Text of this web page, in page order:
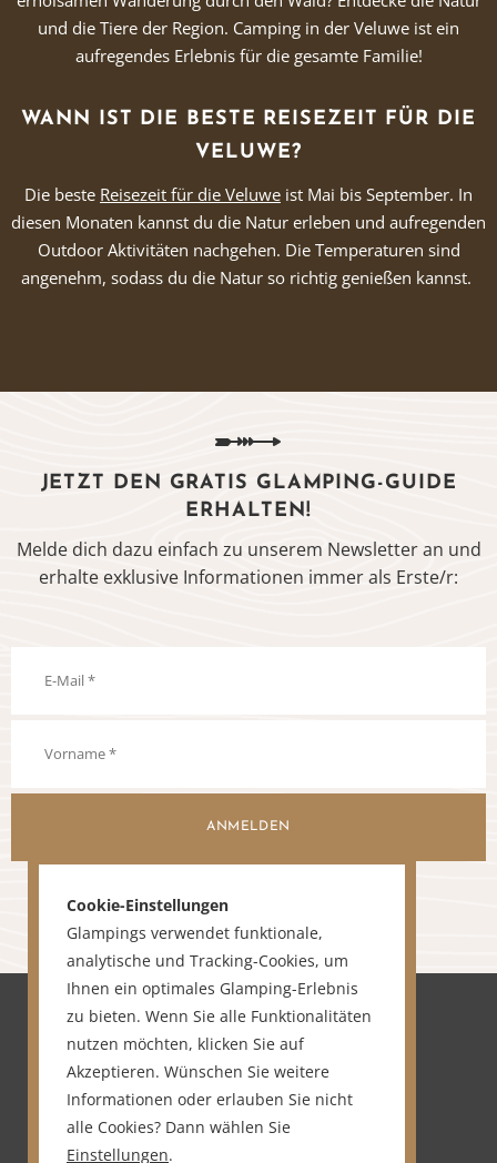
und die Tiere der Region. Camping in der Veluwe ist ein
aufregendes Erlebnis für die gesamte Familie!
WANN IST DIE BESTE REISEZEIT FÜR DIE
VELUWE?
Die beste Reisezeit für die Veluwe ist Mai bis September. In
diesen Monaten kannst du die Natur erleben und aufregenden
Outdoor Aktivitäten nachgehen. Die Temperaturen sind
angenehm, sodass du die Natur so richtig genießen kannst.
JETZT DEN GRATIS GLAMPING-GUIDE
ERHALTEN!
Melde dich dazu einfach zu unserem Newsletter an und
erhalte exklusive Informationen immer als Erste/r:
ANMELDEN
Cookie-Einstellungen
Glampings verwendet funktionale,
analytische und Tracking-Cookies, um
Ihnen ein optimales Glamping-Erlebnis
zu bieten. Wenn Sie alle Funktionalitäten
nutzen möchten, klicken Sie auf
Akzeptieren. Wünschen Sie weitere
Informationen oder erlauben Sie nicht
alle Cookies? Dann wählen Sie
Einstellungen.